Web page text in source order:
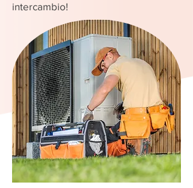
intercambio!